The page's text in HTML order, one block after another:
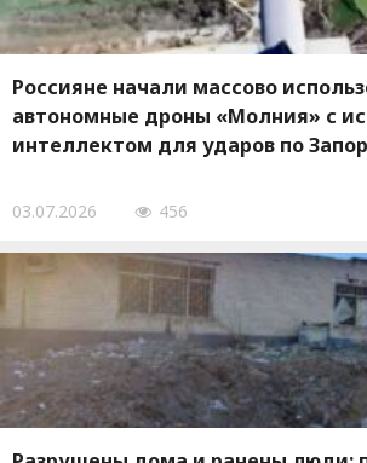
Россияне начали массово
автономные дроны «Молния» с
интеллектом для ударов по
03.07.2026 456